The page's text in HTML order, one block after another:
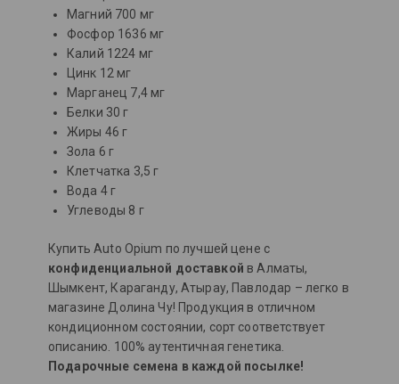
Магний 700 мг
Фосфор 1636 мг
Калий 1224 мг
Цинк 12 мг
Марганец 7,4 мг
Белки 30 г
Жиры 46 г
Зола 6 г
Клетчатка 3,5 г
Вода 4 г
Углеводы 8 г
Купить Auto Opium по лучшей цене с
конфиденциальной доставкой в Алматы,
Шымкент, Караганду, Атырау, Павлодар – легко в
магазине Долина Чу! Продукция в отличном
кондиционном состоянии, сорт соответствует
описанию. 100% аутентичная генетика.
Подарочные семена в каждой посылке!